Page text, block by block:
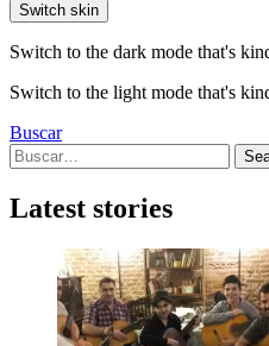
Switch skin
Switch to the dark mode that's
Switch to the light mode that's
Buscar
Search
for:
Latest stories